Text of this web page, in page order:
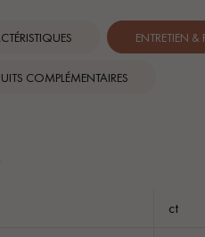
ENTRETIEN &
COMPLÉMENTAIRES
ct